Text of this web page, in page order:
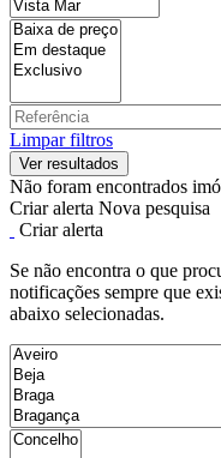
Limpar filtros
Não foram encontrados
Criar alerta Nova pesquisa
Criar alerta
Se não encontra o que
notificações sempre que
abaixo selecionadas.